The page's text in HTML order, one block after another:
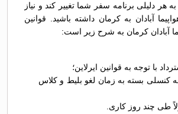
دلیلی برنامه سفر شما تغییر کند و نیاز
آبادان به کرمان داشته باشید. قوانین
آبادان کرمان به شرح زیر است:
با توجه به قوانین ایرلاین؛
کنسلی بسته به زمان لغو بلیط و کلاس
طی چند روز کاری.